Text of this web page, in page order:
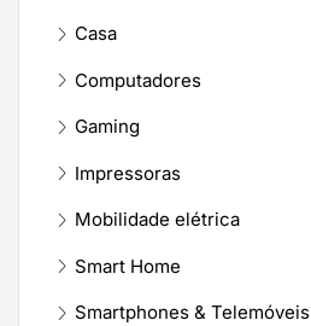
Casa
Computadores
Gaming
Impressoras
Mobilidade elétrica
Smart Home
Smartphones & Telemóveis